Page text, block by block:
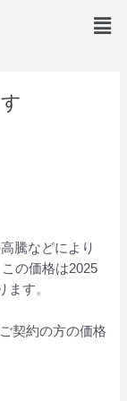
騰などにより
の価格は2025
ます。
契約の方の価格